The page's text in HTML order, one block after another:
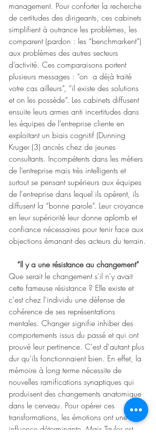
management. Pour conforter la recherche
de certitudes des dirigeants, ces cabinets
simplifient à outrance les problèmes, les
comparent (pardon : les “benchmarkent”)
aux problèmes des autres secteurs
d’activité. Ces comparaisons portent
plusieurs messages : “on  a déjà traité
votre cas ailleurs”, “il existe des solutions
et on les possède”. Les cabinets diffusent
ensuite leurs armes anti incertitudes dans
les équipes de l’entreprise cliente en
exploitant un biais cognitif (Dunning
Kruger (3) ancrés chez de jeunes
consultants. Incompétents dans les métiers
de l’entreprise mais très intelligents et
surtout se pensant supérieurs aux équipes
de l'entreprise dans lequel ils opèrent, ils
diffusent la “bonne parole”. Leur croyance
en leur supériorité leur donne aplomb et
confiance nécessaires pour tenir face aux
objections émanant des acteurs du terrain.
“Il y a une résistance au changement”
Que serait le changement s'il n'y avait
cette fameuse résistance ? Elle existe et
c'est chez l'individu une défense de
cohérence de ses représentations
mentales. Changer signifie inhiber des
comportements issus du passé et qui ont
prouvé leur pertinence. C'est d'autant plus
dur qu'ils fonctionnaient bien. En effet, la
mémoire à long terme nécessite de
nouvelles ramifications synaptiques qui
produisent des changements anatomique
dans le cerveau. Pour opérer ces
transformations, les émotions ont une
influence déterminante. Mais Taylor est